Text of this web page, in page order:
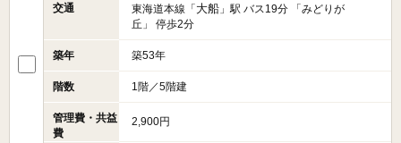
交通 東海道本線「 大船 」駅 バス19分 「みどりが
丘」 停歩2分
築年 築53年
階数 1階／5階建
管理費・共益
費
2,900円